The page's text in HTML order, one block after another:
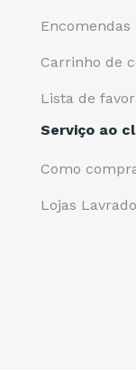
Encomendas
Carrinho de
Lista de
Serviço ao
Como
Lojas